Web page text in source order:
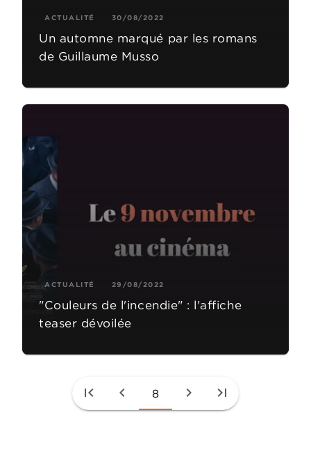
ACTUALITÉ 30/08/2022
Un automne marqué par les romans
de Guillaume Musso
ACTUALITÉ 29/08/2022
"Couleurs de l'incendie" : l'affiche
teaser dévoilée
first_page chevron_left 8 chevron_right last_page